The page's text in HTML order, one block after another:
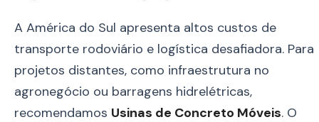
A América do Sul apresenta altos custos de
transporte rodoviário e logística desafiadora. Para
projetos distantes, como infraestrutura no
agronegócio ou barragens hidrelétricas,
recomendamos Usinas de Concreto Móveis. O